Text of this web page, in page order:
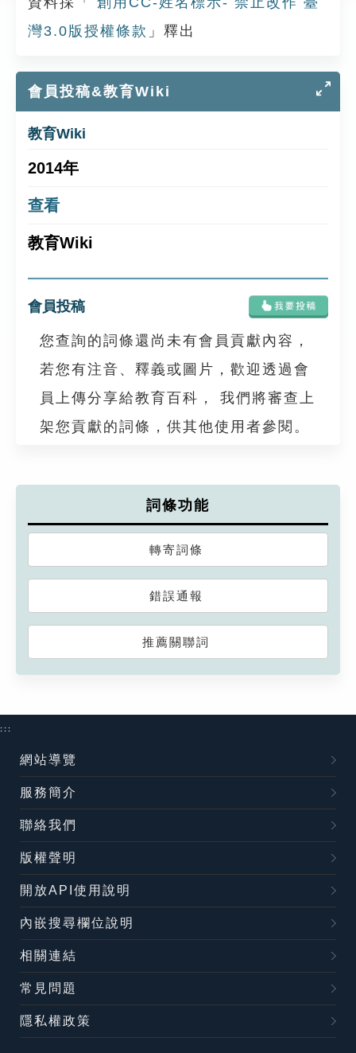
灣3.0版授權條款 」釋出
會員投稿&教育Wiki
教育Wiki
2014年
查看
教育Wiki
會員投稿
您查詢的詞條還尚未有會員貢獻內容，
若您有注音、釋義或圖片，歡迎透過會
員上傳分享給教育百科， 我們將審查上
架您貢獻的詞條，供其他使用者參閱。
詞條功能
轉寄詞條
錯誤通報
推薦關聯詞
:::
網站導覽
服務簡介
聯絡我們
版權聲明
開放API使用說明
內嵌搜尋欄位說明
相關連結
常見問題
隱私權政策